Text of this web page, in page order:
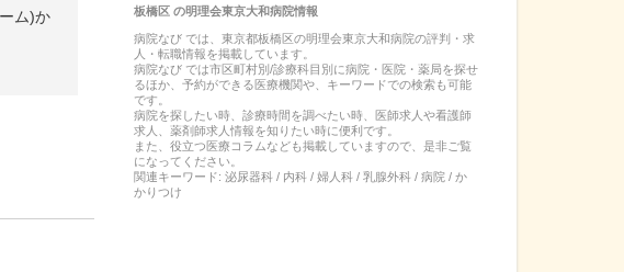
ム)か
板橋区の明理会東京大和病院情報
病院なび では、 東京都板橋区の明理会東京大和病院の評判・求
人・転職情報を掲載しています。
病院なび では市区町村別/診療科目別に病院・医院・薬局を探せ
るほか、予約ができる医療機関や、キーワードでの検索も可能
です。
病院を探したい時、診療時間を調べたい時、医師求人や看護師
求人、薬剤師求人情報を知りたい時に便利です。
また、役立つ医療コラムなども掲載していますので、是非ご覧
になってください。
関連キーワード: 泌尿器科 / 内科 / 婦人科 / 乳腺外科 / 病院 / か
かりつけ